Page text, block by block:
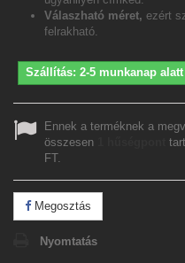
Válaszható méret, ezért
felrakható.
Szállítás: 2-5 munkanap alatt
Ennek a terméknek a
összesen
FT.
Megosztás
Nyomtatás